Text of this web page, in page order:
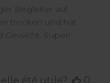
Begleiter auf
trocken und hat
Super!
été utile?
0